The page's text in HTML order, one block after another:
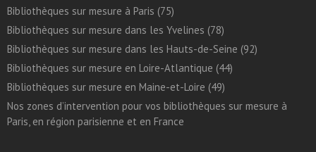
Bibliothèques sur mesure à Paris (75)
Bibliothèques sur mesure dans les Yvelines (78)
Bibliothèques sur mesure dans les Hauts-de-Seine (92)
Bibliothèques sur mesure en Loire-Atlantique (44)
Bibliothèques sur mesure en Maine-et-Loire (49)
Nos zones d’intervention pour vos bibliothèques sur mesure à
Paris, en région parisienne et en France